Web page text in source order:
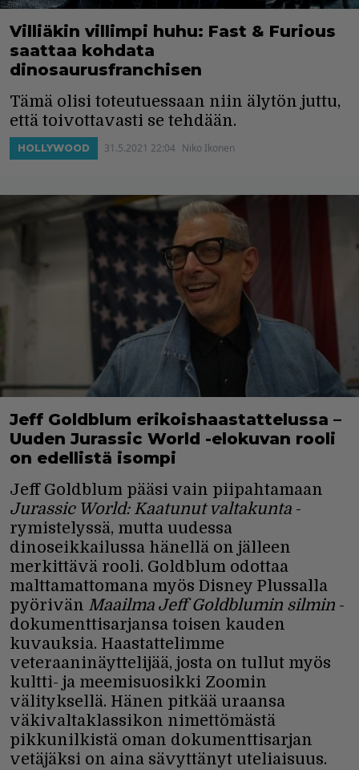
Villiäkin villimpi huhu: Fast & Furious
saattaa kohdata
dinosaurusfranchisen
Tämä olisi toteutuessaan niin älytön juttu,
että toivottavasti se tehdään.
HOLLYWOOD 31.5.2021 22:04 Niko Ikonen
Jeff Goldblum erikoishaastattelussa –
Uuden Jurassic World -elokuvan rooli
on edellistä isompi
Jeff Goldblum pääsi vain piipahtamaan
Jurassic World: Kaatunut valtakunta -
rymistelyssä, mutta uudessa
dinoseikkailussa hänellä on jälleen
merkittävä rooli. Goldblum odottaa
malttamattomana myös Disney Plussalla
pyörivän Maailma Jeff Goldblumin silmin -
dokumenttisarjansa toisen kauden
kuvauksia. Haastattelimme
veteraaninäyttelijää, josta on tullut myös
kultti- ja meemisuosikki Zoomin
välityksellä. Hänen pitkää uraansa
väkivaltaklassikon nimettömästä
pikkunilkistä oman dokumenttisarjan
vetäjäksi on aina sävyttänyt uteliaisuus.